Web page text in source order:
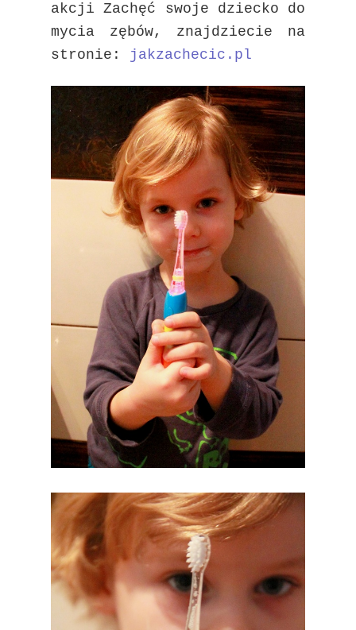
akcji Zachęć swoje dziecko do
mycia zębów, znajdziecie na
stronie: jakzachecic.pl